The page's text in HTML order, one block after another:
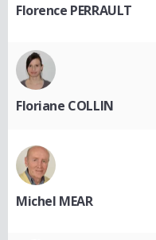
Florence PERRAULT
Floriane COLLIN
Michel MEAR